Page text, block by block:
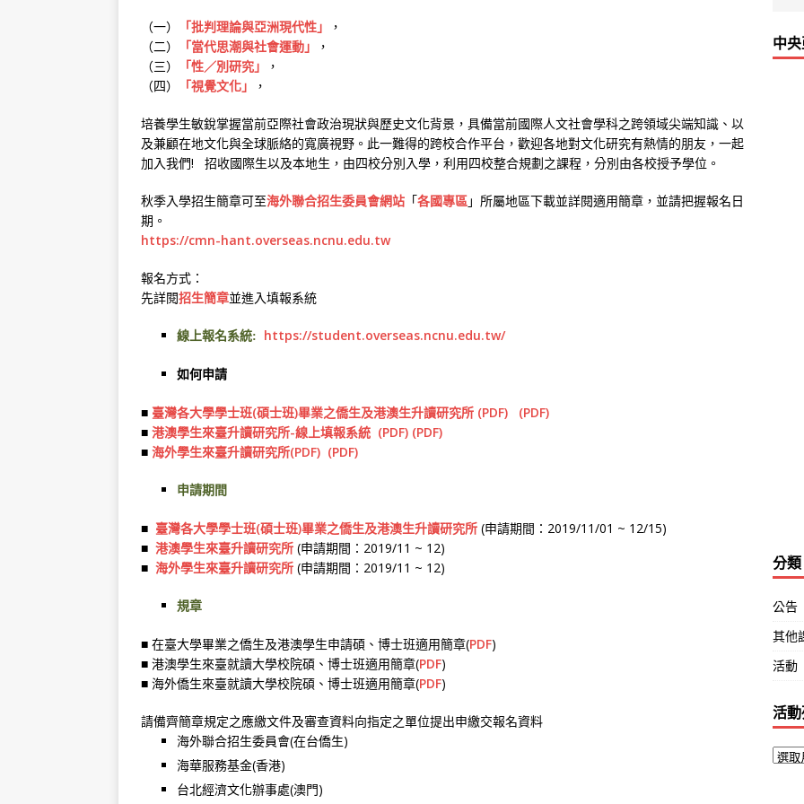
（一） 「批判理論與亞洲現代性」
，
（二）
「當代思潮與社會運動」
，
（三）
「性／別研究」
，
（四）
「視覺文化」 ，
培養學生敏銳掌握當前亞際社會政治現狀與歷史文化背景，具備當前國際人文社會學科之跨領域尖端知識、以
及兼顧在地文化與全球脈絡的寬廣視野。此一難得的跨校合作平台，歡迎各地對文化研究有熱情的朋友，一起
加入我們! 招收國際生以及本地生，由四校分別入學，利用四校整合規劃之課程，分別由各校授予學位。
秋季入學招生簡章可至海外聯合招生委員會網站 「各國專區」所屬地區下載並詳閱適用簡章，並請把握報名日
期。
https://cmn-hant.overseas.ncnu.edu.tw
報名方式：
先詳閱招生簡章並進入填報系統
線上報名系統: https://student.overseas.ncnu.edu.tw/
如何申請
■ 臺灣各大學學士班(碩士班)畢業之僑生及港澳生升讀研究所 (PDF)
(PDF)
■ 港澳學生來臺升讀研究所-線上填報系統 (PDF) (PDF)
■ 海外學生來臺升讀研究所(PDF) (PDF)
申請期間
■ 臺灣各大學學士班(碩士班)畢業之僑生及港澳生升讀研究所 (申請期間：2019/11/01 ~ 12/15)
■ 港澳學生來臺升讀研究所 (申請期間：2019/11 ~ 12)
■ 海外學生來臺升讀研究所 (申請期間：2019/11 ~ 12)
規章
■ 在臺大學畢業之僑生及港澳學生申請碩、博士班適用簡章(PDF)
■ 港澳學生來臺就讀大學校院碩、博士班適用簡章(PDF)
■ 海外僑生來臺就讀大學校院碩、博士班適用簡章(PDF)
請備齊簡章規定之應繳文件及審查資料向指定之單位提出申繳交報名資料
海外聯合招生委員會(在台僑生)
海華服務基金(香港)
台北經濟文化辦事處(澳門)
中
分類
公告
其他
活動
活